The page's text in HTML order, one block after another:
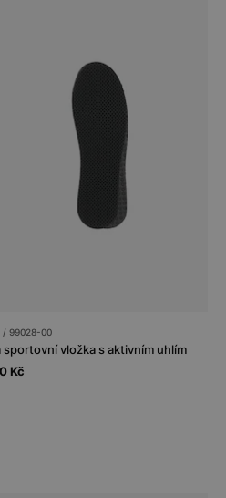
/ 99028-00
sportovní vložka s aktivním uhlím
Kč